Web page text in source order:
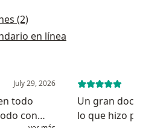
(2)
en línea
July 29, 2026
todo
con
Un gran
lo que hizo